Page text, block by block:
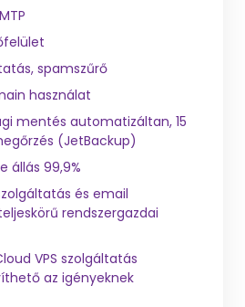
spamszűrő
használat
mentés automatizáltan, 15
(JetBackup)
állás 99,9%
és email
rendszergazdai
VPS szolgáltatás
az igényeknek